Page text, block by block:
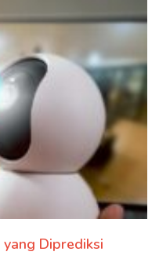
Diprediksi